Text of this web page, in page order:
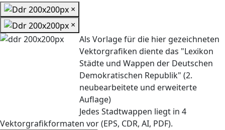
×
×
Als Vorlage für die hier gezeichneten
Vektorgrafiken diente das "Lexikon
Städte und Wappen der Deutschen
Demokratischen Republik" (2.
neubearbeitete und erweiterte
Auflage)
Jedes Stadtwappen liegt in 4
Vektorgrafikformaten vor (EPS, CDR, AI, PDF).